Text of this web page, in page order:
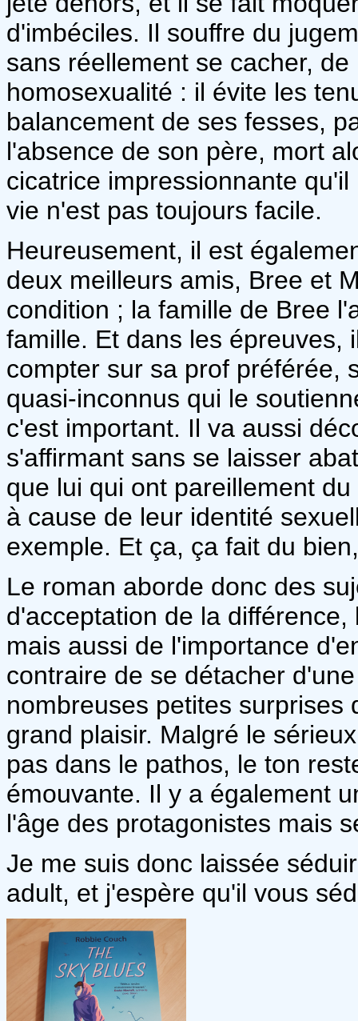
d'imbéciles. Il souffre du
sans réellement se cacher,
homosexualité : il évite les
balancement de ses fesses,
l'absence de son père, mort
cicatrice impressionnante
vie n'est pas toujours facile.
Heureusement, il est
deux meilleurs amis, Bree et
condition ; la famille de Bree
famille. Et dans les épreuves,
compter sur sa prof préférée,
quasi-inconnus qui le
c'est important. Il va aussi
s'affirmant sans se laisser
que lui qui ont pareillement
à cause de leur identité
exemple. Et ça, ça fait du
Le roman aborde donc des
d'acceptation de la
mais aussi de l'importance
contraire de se détacher
nombreuses petites surprises
grand plaisir. Malgré le
pas dans le pathos, le ton
émouvante. Il y a également
l'âge des protagonistes mais
Je me suis donc laissée
adult, et j'espère qu'il vous